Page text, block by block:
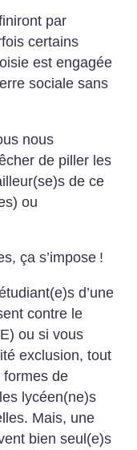
par
certains
est engagée
sociale sans
nous
de piller les
de ce
ou
ça s’impose !
d’une
contre le
ou si vous
exclusion, tout
formes de
lycéen(ne)s
Mais, une
bien seul(e)s